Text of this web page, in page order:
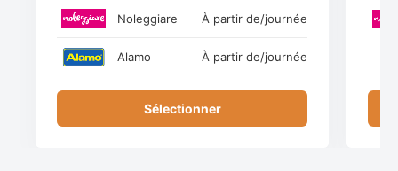
Noleggiare À partir de/journée
Alamo À partir de/journée
Sélectionner